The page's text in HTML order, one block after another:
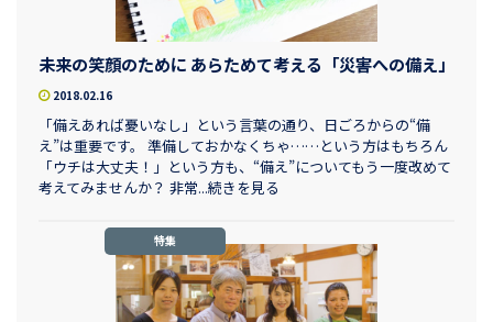
未来の笑顔のために あらためて考える「災害への備え」
2018.02.16
「備えあれば憂いなし」という言葉の通り、日ごろからの“備
え”は重要です。 準備しておかなくちゃ……という方はもちろん
「ウチは大丈夫！」という方も、“備え”についてもう一度改めて
考えてみませんか？ 非常...続きを見る
特集